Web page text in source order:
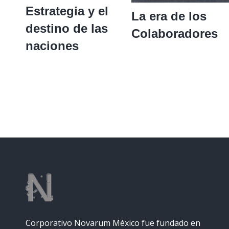
Estrategia y el
destino de las
naciones
La era de los
Colaboradores
Corporativo Novarum México fue fundado en